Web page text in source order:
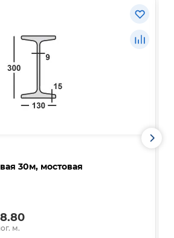
30м, мостовая
м.